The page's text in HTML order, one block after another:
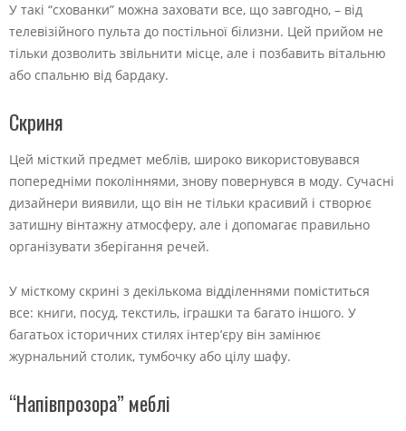
У такі “схованки” можна заховати все, що завгодно, – від
телевізійного пульта до постільної білизни. Цей прийом не
тільки дозволить звільнити місце, але і позбавить вітальню
або спальню від бардаку.
Скриня
Цей місткий предмет меблів, широко використовувався
попередніми поколіннями, знову повернувся в моду. Сучасні
дизайнери виявили, що він не тільки красивий і створює
затишну вінтажну атмосферу, але і допомагає правильно
організувати зберігання речей.
У місткому скрині з декількома відділеннями поміститься
все: книги, посуд, текстиль, іграшки та багато іншого. У
багатьох історичних стилях інтер’єру він замінює
журнальний столик, тумбочку або цілу шафу.
“Напівпрозора” меблі